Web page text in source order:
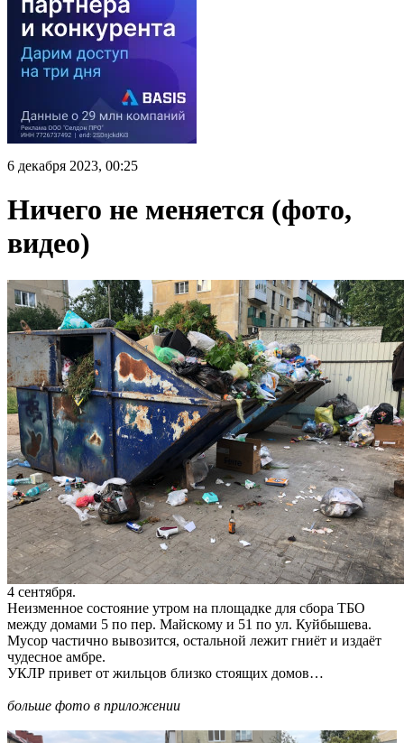
6 декабря 2023, 00:25
Ничего не меняется (фото,
видео)
4 сентября.
Неизменное состояние утром на площадке для сбора ТБО
между домами 5 по пер. Майскому и 51 по ул. Куйбышева.
Мусор частично вывозится, остальной лежит гниёт и издаёт
чудесное амбре.
УКЛР привет от жильцов близко стоящих домов…
больше фото в приложении